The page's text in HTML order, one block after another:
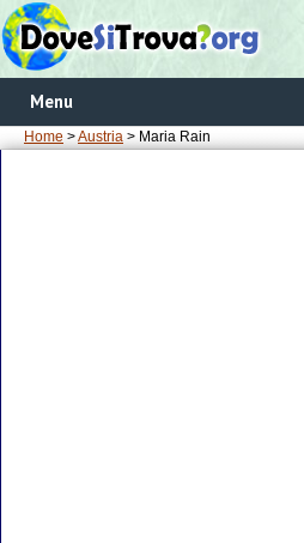
Menu
Home >Austria > Maria Rain